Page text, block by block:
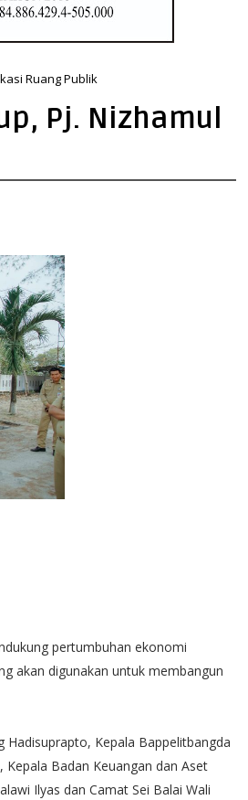
Ruang Publik
Pj. Nizhamul
pertumbuhan ekonomi
akan digunakan untuk membangun
Kepala Bappelitbangda
Badan Keuangan dan Aset
Ilyas dan Camat Sei Balai Wali